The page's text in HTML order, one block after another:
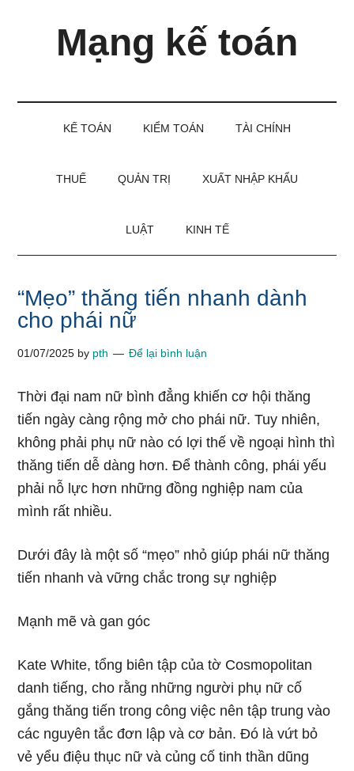
Mạng kế toán
KẾ TOÁN KIỂM TOÁN TÀI CHÍNH
THUẾ QUẢN TRỊ XUẤT NHẬP KHẨU
LUẬT KINH TẾ
“Mẹo” thăng tiến nhanh dành
cho phái nữ
01/07/2025 by pth Để lại bình luận
Thời đại nam nữ bình đẳng khiến cơ hội thăng
tiến ngày càng rộng mở cho phái nữ. Tuy nhiên,
không phải phụ nữ nào có lợi thế về ngoại hình thì
thăng tiến dễ dàng hơn. Để thành công, phái yếu
phải nỗ lực hơn những đồng nghiệp nam của
mình rất nhiều.
Dưới đây là một số “mẹo” nhỏ giúp phái nữ thăng
tiến nhanh và vững chắc trong sự nghiệp
Mạnh mẽ và gan góc
Kate White, tổng biên tập của tờ Cosmopolitan
danh tiếng, cho rằng những người phụ nữ cố
gắng thăng tiến trong công việc nên tập trung vào
các nguyên tắc đơn lập và cơ bản. Đó là vứt bỏ
vẻ yểu điệu thục nữ và củng cố tinh thần dũng